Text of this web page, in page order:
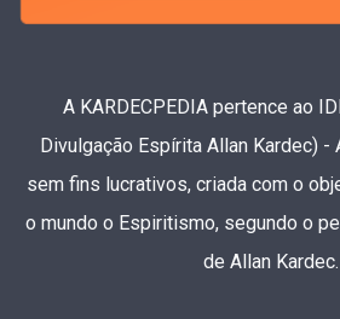
A KARDECPEDIA pertence ao
Divulgação Espírita Allan Kardec)
sem fins lucrativos, criada com o
o mundo o Espiritismo, segundo o
de Allan Kardec.